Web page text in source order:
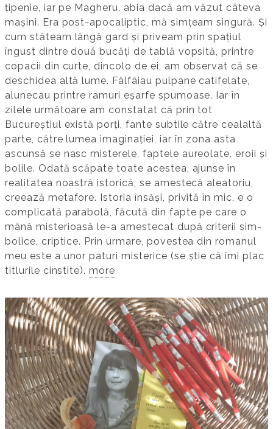
țipenie, iar pe Ma­ghe­ru, abia dacă am văzut câteva
mașini. Era post-apo­caliptic, mă simțeam sin­gură. Și
cum stăteam lângă gard și pri­veam prin spațiul
îngust dintre două bucăți de tablă vopsită, printre
copacii din curte, dincolo de ei, am observat că se
des­chidea altă lume. Fâlfâiau pulpane ca­ti­felate,
alunecau printre ramuri eșarfe spumoase. Iar în
zilele următoare am constatat că prin tot
Bucureștiul există porți, fante subtile către cealaltă
parte, către lumea imaginației, iar în zona asta
ascunsă se nasc misterele, faptele aureolate, eroii și
bolile. Odată scăpate toate acestea, ajunse în
realitatea noastră istorică, se amestecă aleatoriu,
creează metafore. Istoria însăși, privită în mic, e o
complicată parabolă, făcută din fapte pe care o
mână misterioasă le-a amestecat după criterii sim­
bolice, criptice. Prin urmare, povestea din romanul
meu este a unor paturi misterice (se știe că îmi plac
titlurile cinstite).more